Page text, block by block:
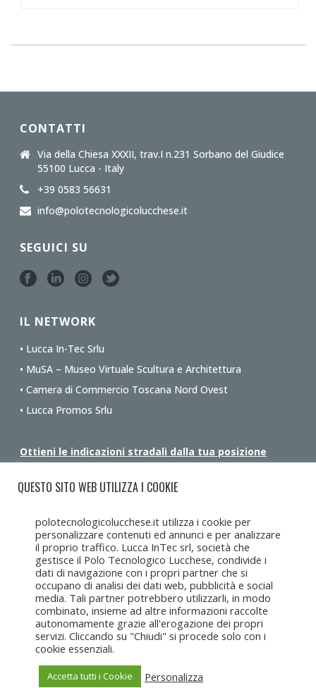
CONTATTI
Via della Chiesa XXXII, trav.I n.231 Sorbano del Giudice
55100 Lucca - Italy
+39 0583 56631
info@polotecnologicolucchese.it
SEGUICI SU
IL NETWORK
• Lucca In-Tec Srlu
• MuSA – Museo Virtuale Scultura e Architettura
• Camera di Commercio Toscana Nord Ovest
• Lucca Promos Srlu
Ottieni le indicazioni stradali dalla tua posizione
Copyright Lucca Intec © 2017-2025 • Tutti i diritti riservati •
QUESTO SITO WEB UTILIZZA I COOKIE
polotecnologicolucchese.it utilizza i cookie per
personalizzare contenuti ed annunci e per analizzare
il proprio traffico. Lucca InTec srl, società che
gestisce il Polo Tecnologico Lucchese, condivide i
dati di navigazione con i propri partner che si
occupano di analisi dei dati web, pubblicità e social
media. Tali partner potrebbero utilizzarli, in modo
combinato, insieme ad altre informazioni raccolte
autonomamente grazie all'erogazione dei propri
servizi. Cliccando su "Chiudi" si procede solo con i
cookie essenziali.
Accetta tutti i Cookie Personalizza